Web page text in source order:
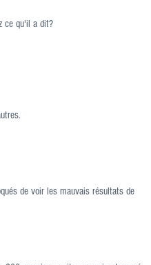
ce qu'il a dit?
de voir les mauvais résultats de